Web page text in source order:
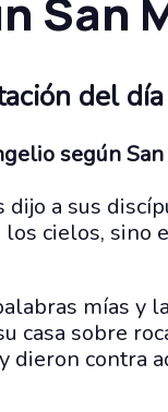
San
del
según
a sus
cielos, sino
mías y
casa sobre
dieron contra